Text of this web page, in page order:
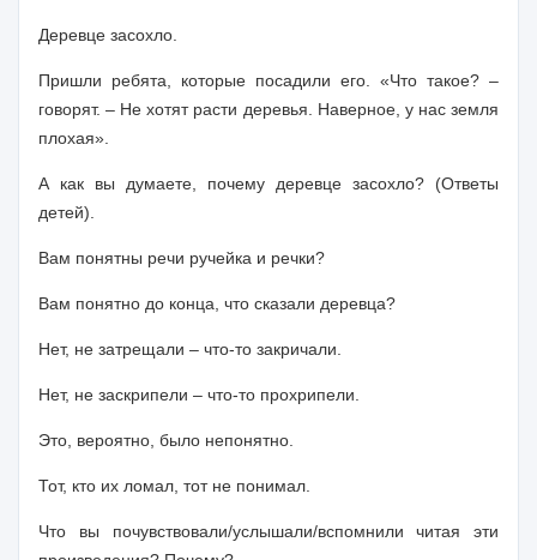
Деревце засохло.
Пришли ребята, которые посадили его. «Что такое? –
говорят. – Не хотят расти деревья. Наверное, у нас земля
плохая».
А как вы думаете, почему деревце засохло? (Ответы
детей).
Вам понятны речи ручейка и речки?
Вам понятно до конца, что сказали деревца?
Нет, не затрещали – что-то закричали.
Нет, не заскрипели – что-то прохрипели.
Это, вероятно, было непонятно.
Тот, кто их ломал, тот не понимал.
Что вы почувствовали/услышали/вспомнили читая эти